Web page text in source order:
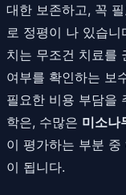
대한 보존하고, 꼭
로 정평이 나 있습
치는 무조건 치료를
여부를 확인하는 보
필요한 비용 부담을
학은, 수많은 미소나
이 평가하는 부분
이 됩니다.